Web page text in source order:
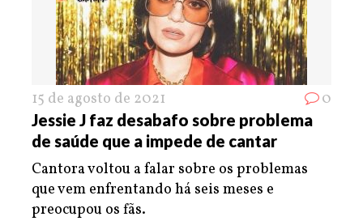
15 de agosto de 2021 0
Jessie J faz desabafo sobre problema
de saúde que a impede de cantar
Cantora voltou a falar sobre os problemas
que vem enfrentando há seis meses e
preocupou os fãs.